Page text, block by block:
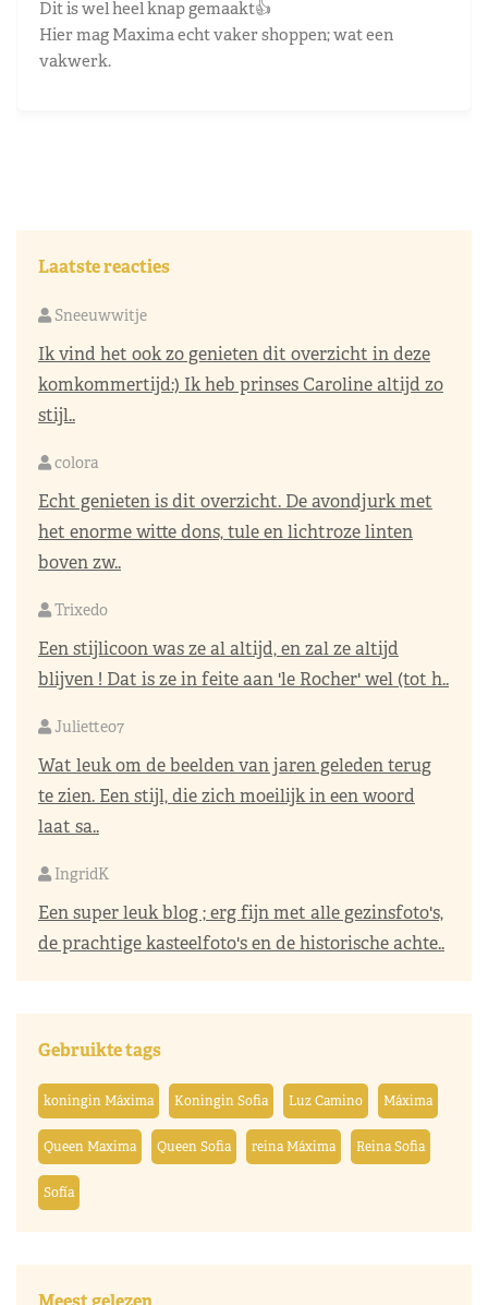
Dit is wel heel knap gemaakt👍
Hier mag Maxima echt vaker shoppen; wat een
vakwerk.
Laatste reacties
Sneeuwwitje
Ik vind het ook zo genieten dit overzicht in deze
komkommertijd:) Ik heb prinses Caroline altijd zo
stijl..
colora
Echt genieten is dit overzicht. De avondjurk met
het enorme witte dons, tule en lichtroze linten
boven zw..
Trixedo
Een stijlicoon was ze al altijd, en zal ze altijd
blijven ! Dat is ze in feite aan 'le Rocher' wel (tot h..
Juliette07
Wat leuk om de beelden van jaren geleden terug
te zien. Een stijl, die zich moeilijk in een woord
laat sa..
IngridK
Een super leuk blog ; erg fijn met alle gezinsfoto's,
de prachtige kasteelfoto's en de historische achte..
Gebruikte tags
koningin Máxima Koningin Sofia Luz Camino Máxima
Queen Maxima Queen Sofia reina Máxima Reina Sofia
Sofía